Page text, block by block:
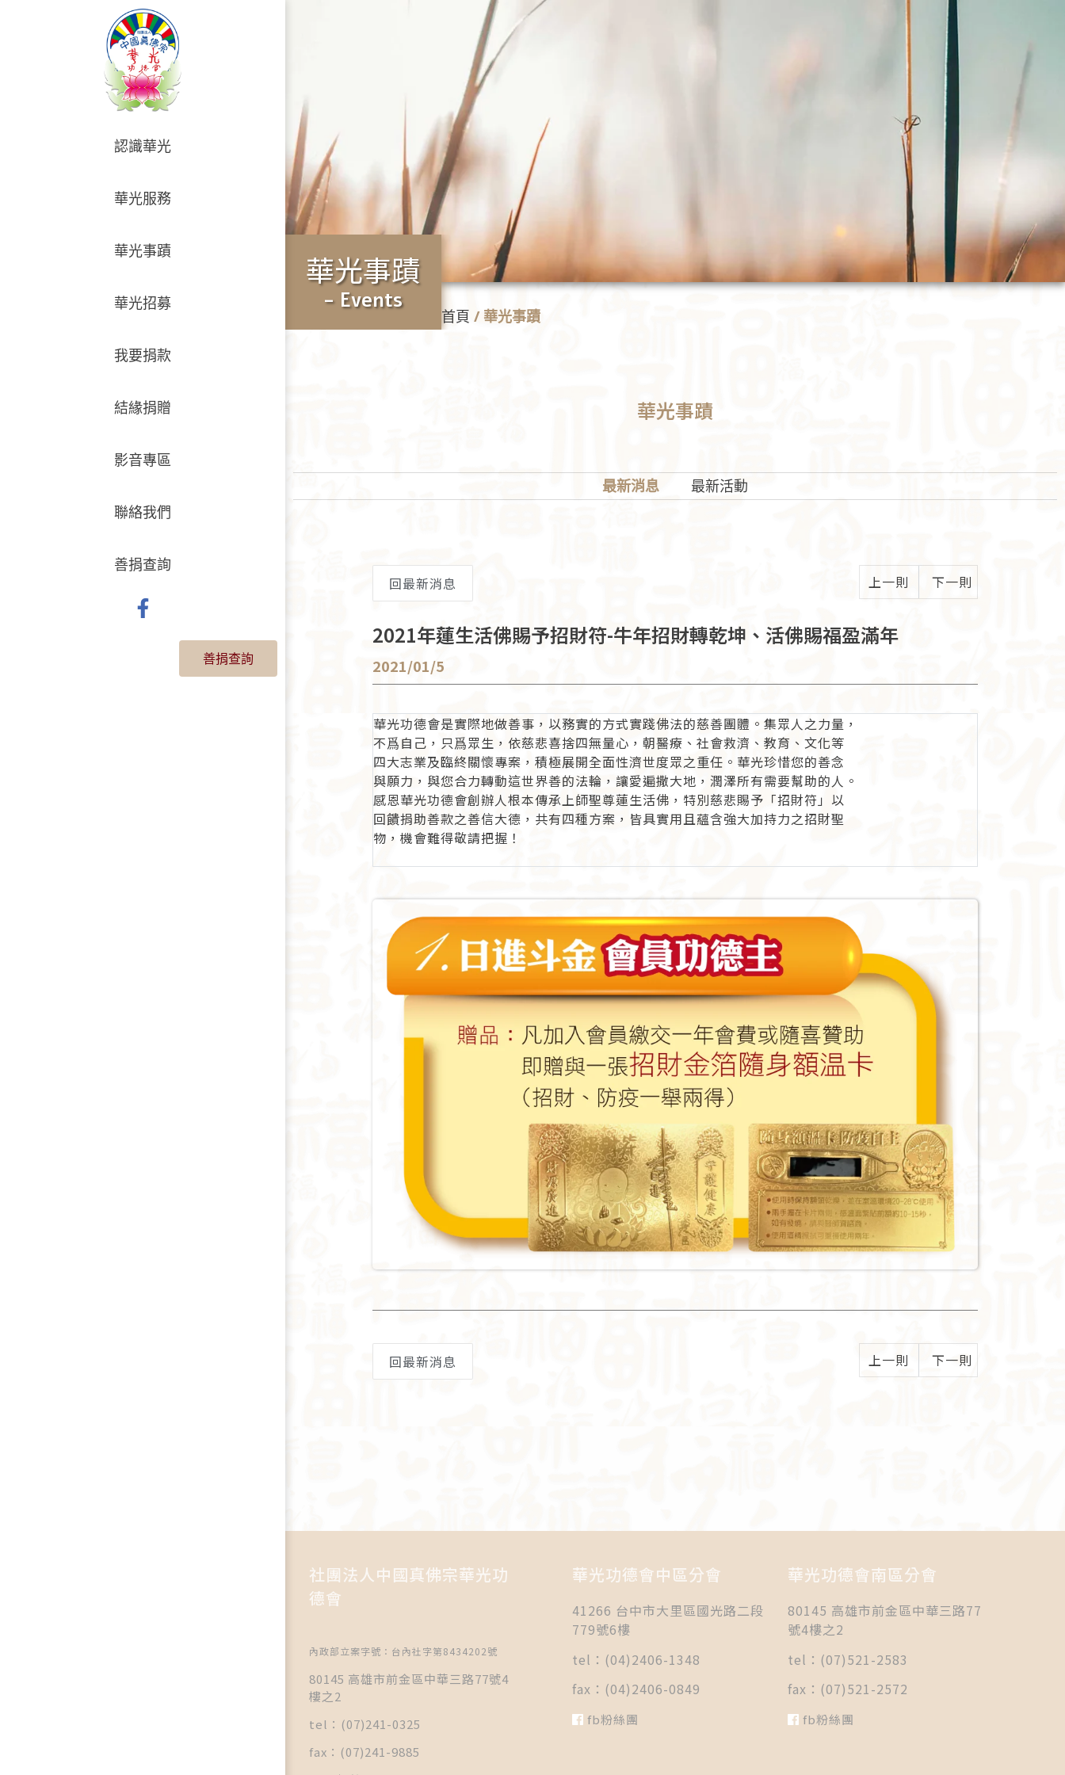
認識華光
華光服務
華光事蹟
華光招募
我要捐款
結緣捐贈
影音專區
聯絡我們
善捐查詢
善捐查詢
華光事蹟
- Events
首頁 / 華光事蹟
華光事蹟
最新消息 最新活動
回最新消息 上一則 下一則
2021年蓮生活佛賜予招財符-牛年招財轉乾坤、活佛賜福盈滿年
2021/01/5
華光功德會是實際地做善事，以務實的方式實踐佛法的慈善團體。集眾人之力量，
不爲自己，只爲眾生，依慈悲喜捨四無量心，朝醫療、社會救濟、教育、文化等
四大志業及臨終關懷專案，積極展開全面性濟世度眾之重任。華光珍惜您的善念
與願力，與您合力轉動這世界善的法輪，讓愛遍撒大地，潤澤所有需要幫助的人。
感恩華光功德會創辦人根本傳承上師聖尊蓮生活佛，特別慈悲賜予「招財符」以
回饋捐助善款之善信大德，共有四種方案，皆具實用且蘊含強大加持力之招財聖
物，機會難得敬請把握！
回最新消息 上一則 下一則
社團法人中國真佛宗華光功
德會
內政部立案字號：台內社字第8434202號
80145 高雄市前金區中華三路77號4
樓之2
tel：(07)241-0325
fax：(07)241-9885
華光功德會中區分會
41266 台中市大里區國光路二段
779號6樓
tel：(04)2406-1348
fax：(04)2406-0849
fb粉絲團
華光功德會南區分會
80145 高雄市前金區中華三路77
號4樓之2
tel：(07)521-2583
fax：(07)521-2572
fb粉絲團